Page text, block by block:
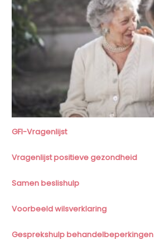
GFI-Vragenlijst
Vragenlijst positieve gezondheid
Samen beslishulp
Voorbeeld wilsverklaring
Gesprekshulp behandelbeperkingen